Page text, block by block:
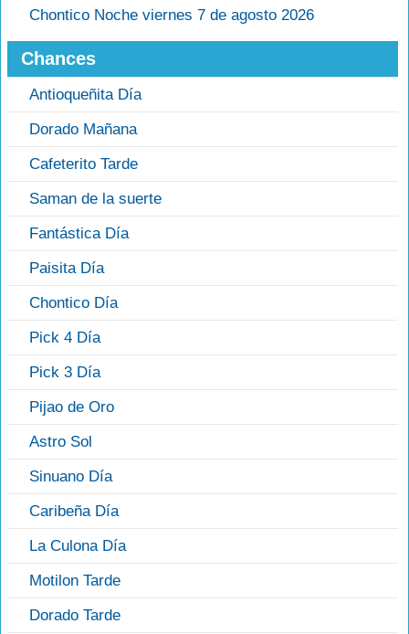
Chontico Noche viernes 7 de agosto 2026
Chances
Antioqueñita Día
Dorado Mañana
Cafeterito Tarde
Saman de la suerte
Fantástica Día
Paisita Día
Chontico Día
Pick 4 Día
Pick 3 Día
Pijao de Oro
Astro Sol
Sinuano Día
Caribeña Día
La Culona Día
Motilon Tarde
Dorado Tarde